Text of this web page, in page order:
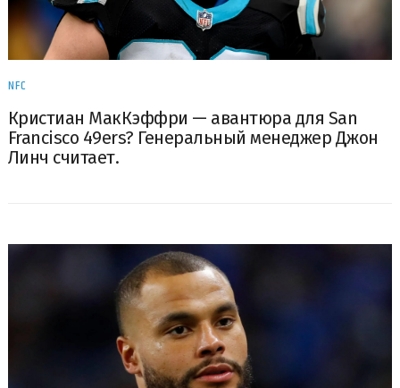
NFC
Кристиан МакКэффри — авантюра для San
Francisco 49ers? Генеральный менеджер Джон
Линч считает.